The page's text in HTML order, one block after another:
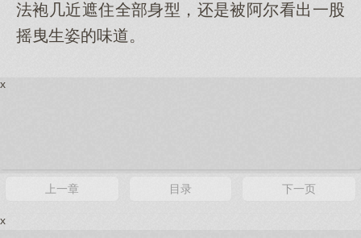
法袍几近遮住全部身型，还是被阿尔看出一股
摇曳生姿的味道。
x
上一章 目录 下一页
x